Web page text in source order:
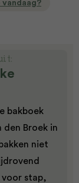
bakboek
den Broek in
niet
stap,